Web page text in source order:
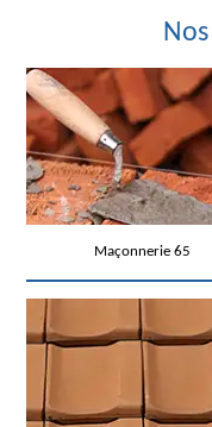
Maçonnerie 65